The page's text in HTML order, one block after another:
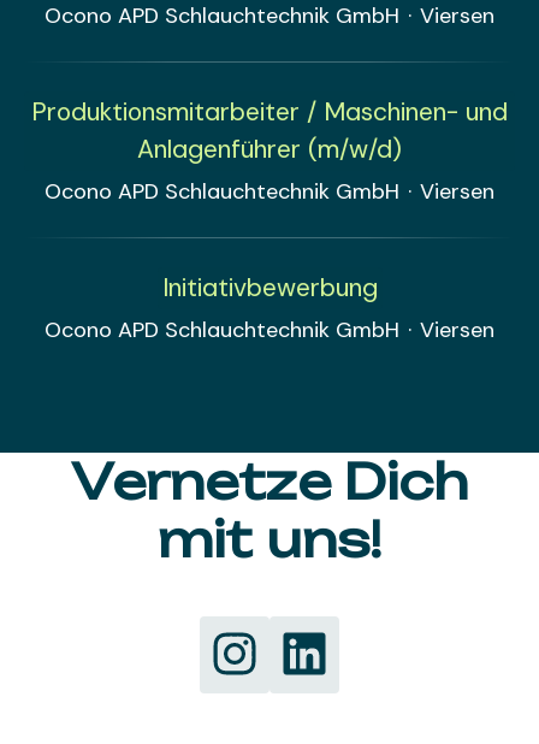
Ocono APD Schlauchtechnik GmbH · Viersen
Produktionsmitarbeiter / Maschinen- und
Anlagenführer (m/w/d)
Ocono APD Schlauchtechnik GmbH · Viersen
Initiativbewerbung
Ocono APD Schlauchtechnik GmbH · Viersen
Vernetze Dich
mit uns!